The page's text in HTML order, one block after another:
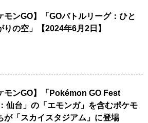
モンGO】「GOバトルリーグ：ひと
りの空」【2024年6月2日】
モンGO】「Pokémon GO Fest
仙台」の「エモンガ」を含むポケモ
が「スカイスタジアム」に登場